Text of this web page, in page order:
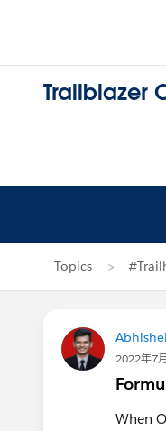
Trailblazer
Topics
2022年7
When